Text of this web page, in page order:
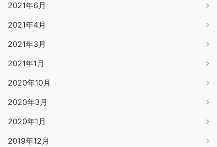
2021年6月
2021年4月
2021年3月
2021年1月
2020年10月
2020年3月
2020年1月
2019年12月